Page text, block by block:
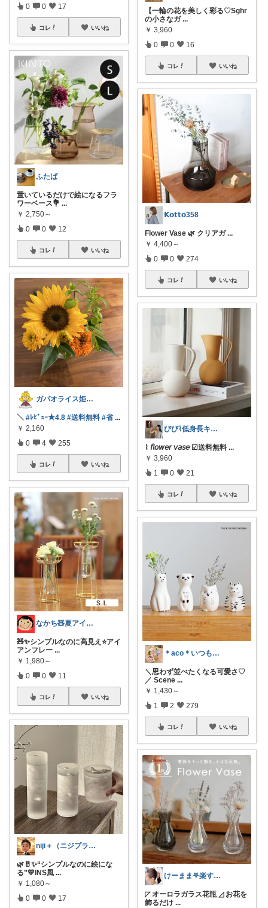
0 0 17
コレ いいね
ふたば
置いているだけで絵になるフラ
ワーベース💐 ...
￥ 2,750～
0 0 12
コレ いいね
ガパオライス姫👸🌶️🌶️🌶️
＼ #ﾚﾋﾞｭｰ★4.8 #送料無料 #省 ...
￥ 2,160
0 4 255
コレ いいね
なかち🧸夏アイテム＆便利グッズ✨
🧸✨シンプルなのに高見え⭐️アイ
アンフレー ...
￥ 1,980～
0 0 11
コレ いいね
niji＋（ニジプラス）感謝しています
🌿🥛✨“シンプルなのに絵にな
る”💛INS風 ...
￥ 1,080～
0 0 17
【一輪の花を美しく彩る♡Sghr
の小さなガ ...
￥ 3,960
0 0 16
コレ いいね
𝗞𝗼𝘁𝘁𝗼358
Flower Vase 🌿 クリアガ ...
￥ 4,400～
0 0 274
コレ いいね
びび⌇低身長キレイめお洋服と美容 🪄
⌇ 𝘧𝘭𝘰𝘸𝘦𝘳 𝘷𝘢𝘴𝘦 ☑︎送料無料 ...
￥ 3,960
1 0 21
コレ いいね
＊aco＊いつもありがとうございます♡
＼思わず並べたくなる可愛さ♡
／ Scene ...
￥ 1,430～
1 2 279
コレ いいね
けーまま𖤐楽する家づくり☀︎*.｡
◸ オーロラガラス花瓶 ◿ お花を
飾るだけ ...